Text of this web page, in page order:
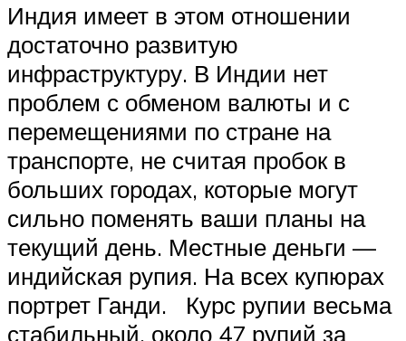
Индия имеет в этом отношении
достаточно развитую
инфраструктуру. В Индии нет
проблем с обменом валюты и с
перемещениями по стране на
транспорте, не считая пробок в
больших городах, которые могут
сильно поменять ваши планы на
текущий день. Местные деньги —
индийская рупия. На всех купюрах
портрет Ганди. Курс рупии весьма
стабильный, около 47 рупий за